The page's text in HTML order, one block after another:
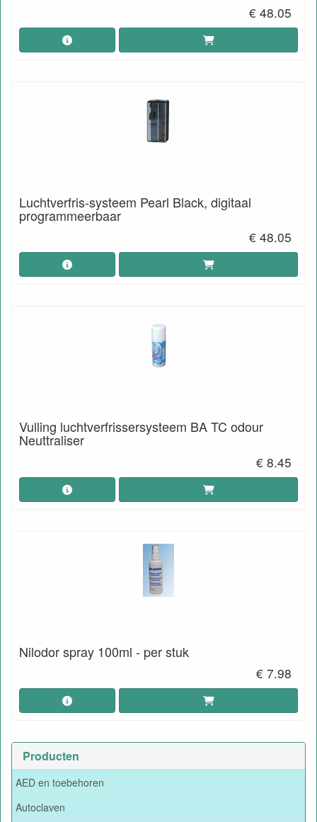
Producten
AED en toebehoren
Autoclaven
€ 48.05
Luchtverfris-systeem Pearl Black, digitaal
programmeerbaar
€ 48.05
Vulling luchtverfrissersysteem BA TC odour
Neuttraliser
€ 8.45
Nilodor spray 100ml - per stuk
€ 7.98